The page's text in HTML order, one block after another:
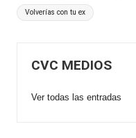
Volverías con tu ex
CVC MEDIOS
Ver todas las entradas